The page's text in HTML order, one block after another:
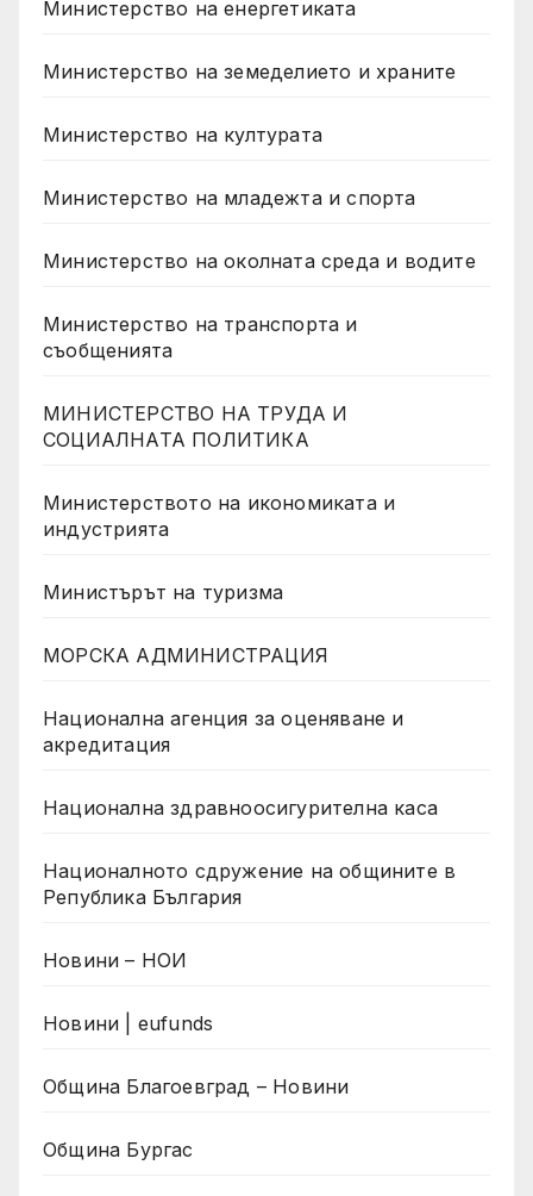
Министерство на енергетиката
Министерство на земеделието и храните
Министерство на културата
Министерство на младежта и спорта
Министерство на околната среда и водите
Министерство на транспорта и
съобщенията
МИНИСТЕРСТВО НА ТРУДА И
СОЦИАЛНАТА ПОЛИТИКА
Министерството на икономиката и
индустрията
Министърът на туризма
МОРСКА АДМИНИСТРАЦИЯ
Национална агенция за оценяване и
акредитация
Национална здравноосигурителна каса
Националното сдружение на общините в
Република България
Новини – НОИ
Новини | eufunds
Община Благоевград – Новини
Община Бургас